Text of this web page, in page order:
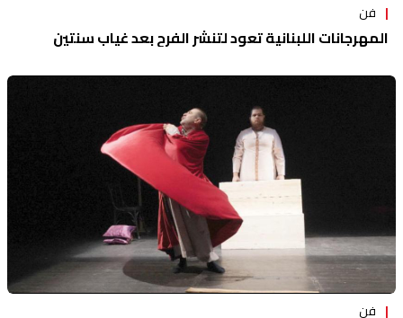
فن
المهرجانات اللبنانية تعود لتنشر الفرح بعد غياب سنتين
فن